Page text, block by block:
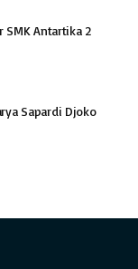
SMK Antartika 2
Sapardi Djoko